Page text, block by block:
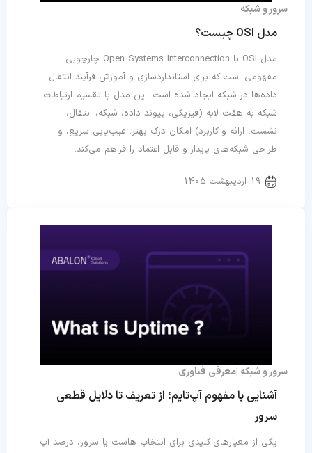
مدل OSI چیست؟
مدل OSI یا Open Systems Interconnection چارچوبی
مفهومی است که برای استانداردسازی و آموزش فرآیند انتقال
داده‌ها در شبکه ایجاد شده است. این مدل با تقسیم ارتباطات
شبکه به هفت لایه (فیزیکی، پیوند داده، شبکه، انتقال،
نشست، ارائه و کاربرد) امکان درک بهتر، عیب‌یابی سریع، و
طراحی شبکه‌های پایدار و قابل اعتماد را فراهم می‌کند.
سرور و شبکه
19 اردیبهشت 1405
آشنایی با مفهوم آپ‌تایم؛ از تعریف تا دلایل قطعی
سرور
یکی از معیارهای کلیدی برای انتخاب هاست یا سرور، درصد آپ
سرور و شبکه معرفی فناوری